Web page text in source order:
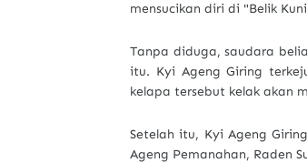
mensucikan diri di "Belik
Tanpa diduga, saudara
itu. Kyi Ageng Giring
kelapa tersebut kelak akan
Setelah itu, Kyi Ageng
Ageng Pemanahan, Raden